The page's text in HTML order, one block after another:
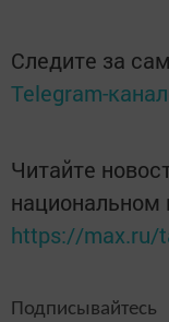
Следите за
Telegram-
Читайте
https://max.ru/